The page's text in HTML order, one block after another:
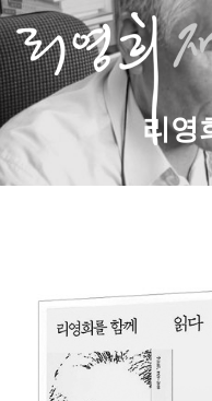
콘
텐
츠
로
바
로
가
기
리영